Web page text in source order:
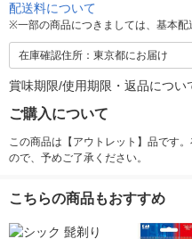
配送料について
※一部の商品につきましては、基本配
在庫確認住所：東京都にお届け
賞味期限/使用期限・返品につい
ご購入について
この商品は【アウトレット】品です
ので、予めご了承ください。
こちらの商品もおすすめ